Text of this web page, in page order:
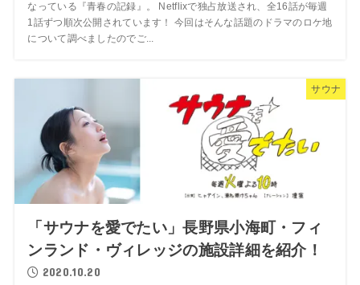
なっている『青春の記録』。 Netflixで独占放送され、全16話が毎週
1話ずつ順次公開されています！ 今回はそんな話題のドラマのロケ地
について調べましたのでご...
サウナ
「サウナを愛でたい」長野県小海町・フィ
ンランド・ヴィレッジの施設詳細を紹介！
2020.10.20